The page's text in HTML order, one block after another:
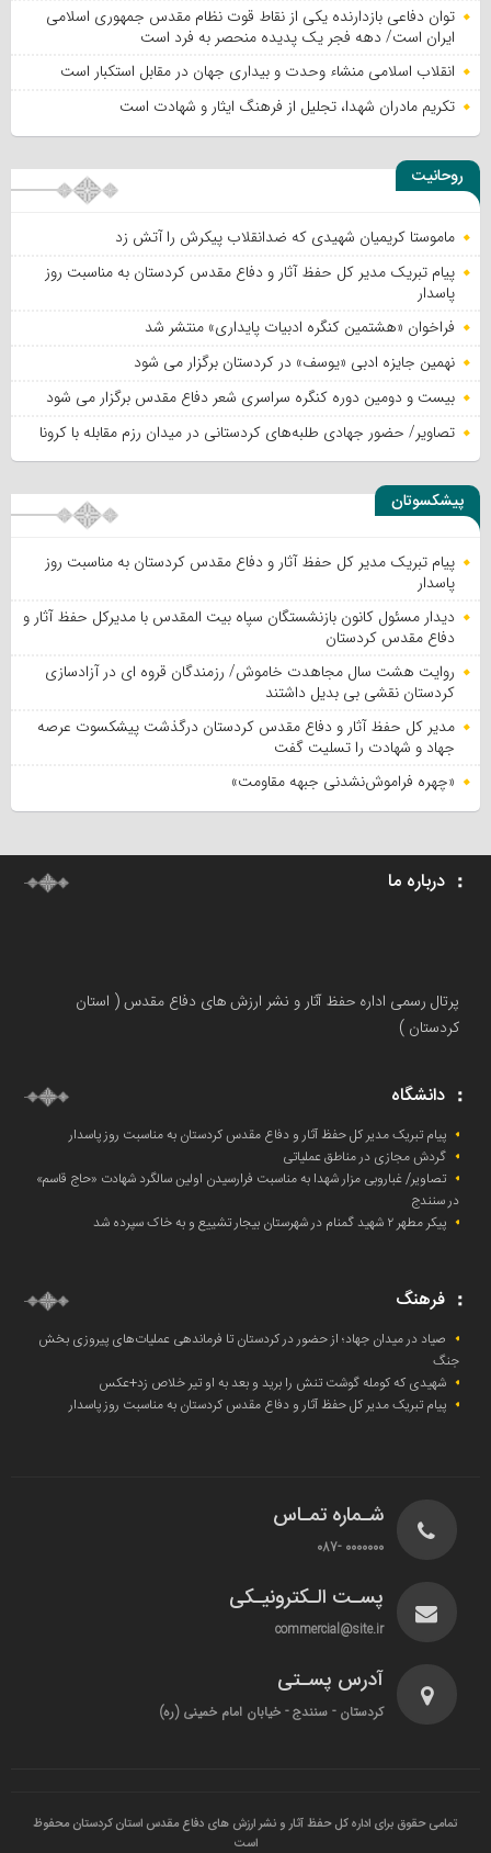
توان دفاعی بازدارنده یکی از نقاط قوت نظام مقدس جمهوری اسلامی
ایران است/ دهه فجر یک پدیده منحصر به فرد است
انقلاب اسلامی منشاء وحدت و بیداری جهان در مقابل استکبار است
تکریم مادران شهدا، تجلیل از فرهنگ ایثار و شهادت است
روحانیت
ماموستا کریمیان شهیدی که ضدانقلاب پیکرش را آتش زد
پیام تبریک مدیر کل حفظ آثار و دفاع مقدس کردستان به مناسبت روز
پاسدار
فراخوان «هشتمین کنگره ادبیات پایداری» منتشر شد
نهمین جایزه ادبی «یوسف» در کردستان برگزار می شود
بیست و دومین دوره کنگره سراسری شعر دفاع مقدس برگزار می شود
تصاویر/ حضور جهادی طلبه‌های کردستانی در میدان رزم مقابله با کرونا
پیشکسوتان
پیام تبریک مدیر کل حفظ آثار و دفاع مقدس کردستان به مناسبت روز
پاسدار
دیدار مسئول کانون بازنشستگان سپاه بیت المقدس با مدیرکل حفظ آثار و
دفاع مقدس کردستان
روایت هشت سال مجاهدت خاموش/ رزمندگان قروه ای در آزادسازی
کردستان نقشی بی بدیل داشتند
مدیر کل حفظ آثار و دفاع مقدس کردستان درگذشت پیشکسوت عرصه
جهاد و شهادت را تسلیت گفت
«چهره فراموش‌نشدنی جبهه مقاومت»
درباره ما
پرتال رسمی اداره حفظ آثار و نشر ارزش های دفاع مقدس ( استان
کردستان )
دانشگاه
پیام تبریک مدیر کل حفظ آثار و دفاع مقدس کردستان به مناسبت روز پاسدار
گردش مجازی در مناطق عملیاتی
تصاویر/ غباروبی مزار شهدا به مناسبت فرارسیدن اولین سالگرد شهادت «حاج قاسم»
در سنندج
پیکر مطهر ۲ شهید گمنام در شهرستان بیجار تشییع و به خاک‌ سپرده شد
فرهنگ
صیاد در میدان جهاد؛ از حضور در کردستان تا فرماندهی عملیات‌های پیروزی بخش
جنگ
شهیدی که کومله‌ گوشت تنش را برید و بعد به او تیر خلاص زد+عکس
پیام تبریک مدیر کل حفظ آثار و دفاع مقدس کردستان به مناسبت روز پاسدار
شـماره تمـاس
0000000 -087
پسـت الـکترونیـکی
commercial@site.ir
آدرس پسـتی
کردستان - سنندج - خیابان امام خمینی (ره)
تمامی حقوق برای اداره کل حفظ آثار و نشر ارزش های دفاع مقدس استان کردستان محفوظ
است